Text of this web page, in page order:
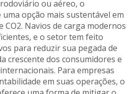
ou aéreo, o
opção mais sustentável em
CO2. Navios de carga modernos
e o setor tem feito
para reduzir sua pegada de
crescente dos consumidores e
Para empresas
em suas operações, o